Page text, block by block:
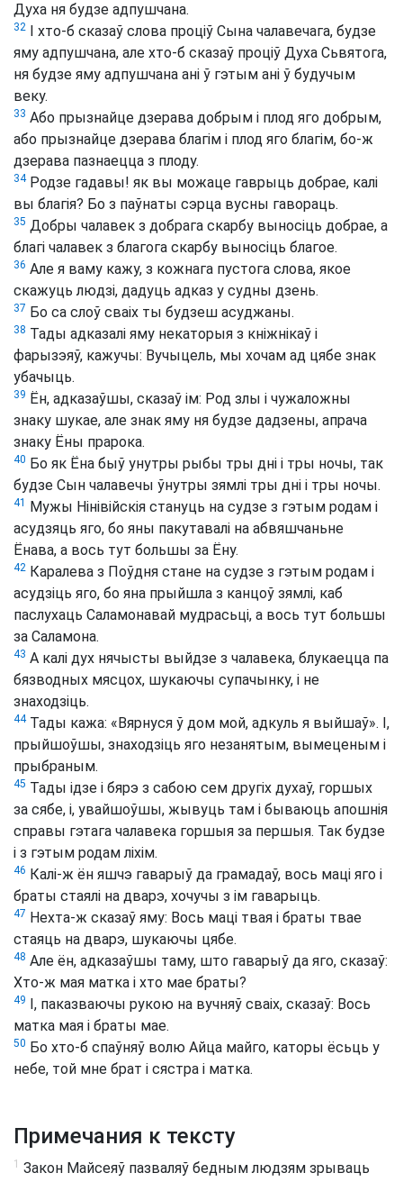
Духа ня будзе адпушчана.
32
І хто-б сказаў слова проціў Сына чалавечага, будзе
яму адпушчана, але хто-б сказаў проціў Духа Сьвятога,
ня будзе яму адпушчана ані ў гэтым ані ў будучым
веку.
33 Або прызнайце дзерава добрым і плод яго добрым,
або прызнайце дзерава благім і плод яго благім, бо-ж
дзерава пазнаецца з плоду.
34Родзе гадавы! як вы можаце гаврыць добрае, калі
вы благія? Бо з паўнаты сэрца вусны гавораць.
35 Добры чалавек з добрага скарбу выносіць добрае, а
благі чалавек з благога скарбу выносіць благое.
36 Але я ваму кажу, з кожнага пустога слова, якое
скажуць людзі, дадуць адказ у судны дзень.
37 Бо са слоў сваіх ты будзеш асуджаны.
38 Тады адказалі яму некаторыя з кніжнікаў і
фарызэяў, кажучы: Вучыцель, мы хочам ад цябе знак
убачыць.
39 Ён, адказаўшы, сказаў ім: Род злы і чужаложны
знаку шукае, але знак яму ня будзе дадзены, апрача
знаку Ёны прарока.
40 Бо як Ёна быў унутры рыбы тры дні і тры ночы, так
будзе Сын чалавечы ўнутры зямлі тры дні і тры ночы.
41
Мужы Нінівійскія стануць на судзе з гэтым родам і
асудзяць яго, бо яны пакутавалі на абвяшчаньне
Ёнава, а вось тут большы за Ёну.
42 Каралева з Поўдня стане на судзе з гэтым родам і
асудзіць яго, бо яна прыйшла з канцоў зямлі, каб
паслухаць Саламонавай мудрасьці, а вось тут большы
за Саламона.
43 А калі дух нячысты выйдзе з чалавека, блукаецца па
бязводных мясцох, шукаючы супачынку, і не
знаходзіць.
44Тады кажа: «Вярнуся ў дом мой, адкуль я выйшаў». І,
прыйшоўшы, знаходзіць яго незанятым, вымеценым і
прыбраным.
45 Тады ідзе і бярэ з сабою сем другіх духаў, горшых
за сябе, і, увайшоўшы, жывуць там і бываюць апошнія
справы гэтага чалавека горшыя за першыя. Так будзе
і з гэтым родам ліхім.
46 Калі-ж ён яшчэ гаварыў да грамадаў, вось маці яго і
браты стаялі на дварэ, хочучы з ім гаварыць.
47 Нехта-ж сказаў яму: Вось маці твая і браты твае
стаяць на дварэ, шукаючы цябе.
48 Але ён, адказаўшы таму, што гаварыў да яго, сказаў:
Хто-ж мая матка і хто мае браты?
49
І, паказваючы рукою на вучняў сваіх, сказаў: Вось
матка мая і браты мае.
50 Бо хто-б спаўняў волю Айца майго, каторы ёсьць у
небе, той мне брат і сястра і матка.
Примечания к тексту
1 Закон Майсеяў пазваляў бедным людзям зрываць